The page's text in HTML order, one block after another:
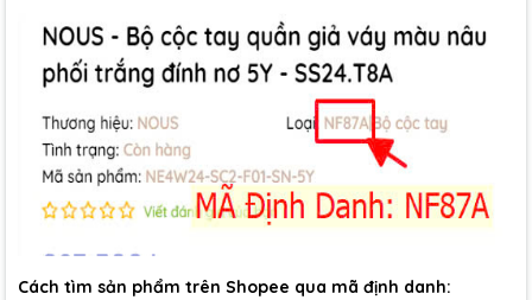
Cách tìm sản phẩm trên Shopee qua mã định danh: